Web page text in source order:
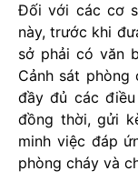
Đối với các cơ
này, trước khi
sở phải có văn
Cảnh sát
đầy đủ các
đồng thời, gửi
minh việc đáp
phòng cháy và